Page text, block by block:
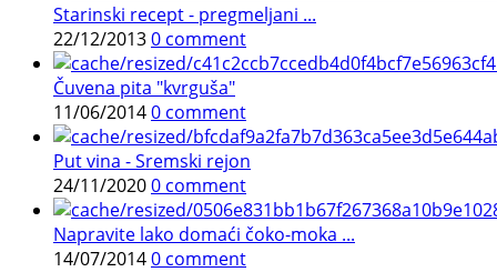
Starinski recept - pregmeljani ...
22/12/20130 comment
Čuvena pita "kvrguša"
11/06/20140 comment
Put vina - Sremski rejon
24/11/20200 comment
Napravite lako domaći čoko-moka ...
14/07/20140 comment